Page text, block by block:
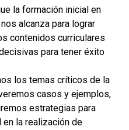
la formación inicial en
alcanza para lograr
contenidos curriculares
para tener éxito
los temas críticos de la
casos y ejemplos,
estrategias para
en la realización de